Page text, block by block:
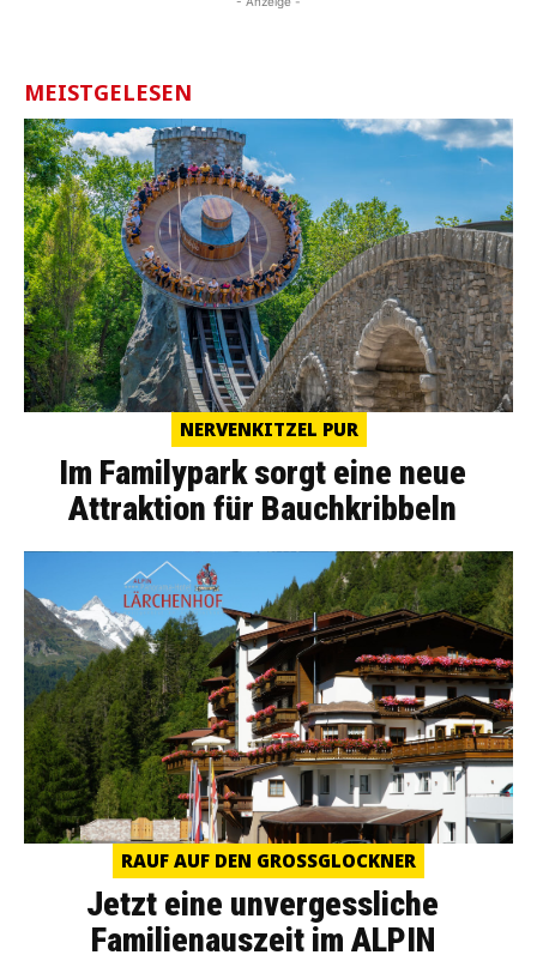
MEISTGELESEN
NERVENKITZEL PUR
Im Familypark sorgt eine neue
Attraktion für Bauchkribbeln
RAUF AUF DEN GROSSGLOCKNER
Jetzt eine unvergessliche
Familienauszeit im ALPIN